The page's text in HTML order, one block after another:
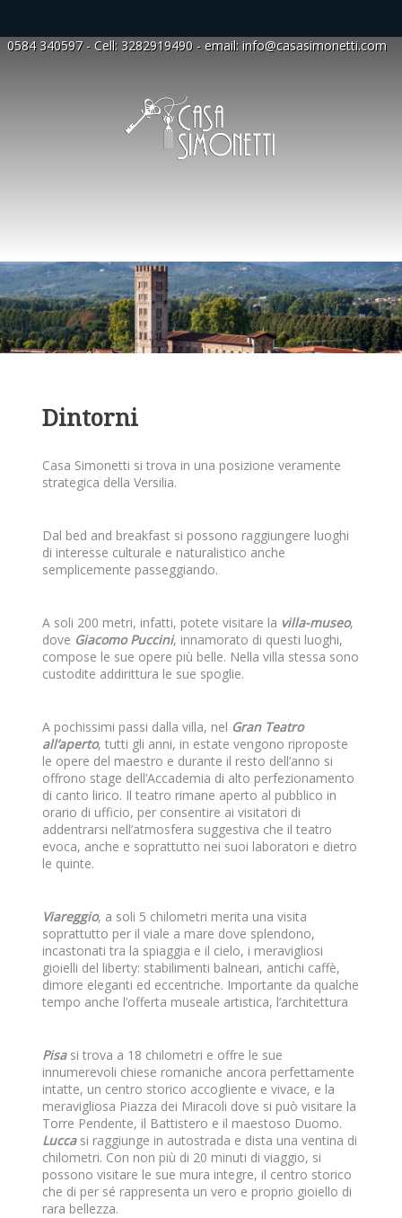
0584 340597- Cell: 3282919490- email: info@casasimonetti.com
Dintorni
Casa Simonetti si trova in una posizione veramente
strategica della Versilia.
Dal bed and breakfast si possono raggiungere luoghi
di interesse culturale e naturalistico anche
semplicemente passeggiando.
A soli 200 metri, infatti, potete visitare la villa-museo,
dove Giacomo Puccini, innamorato di questi luoghi,
compose le sue opere più belle. Nella villa stessa sono
custodite addirittura le sue spoglie.
A pochissimi passi dalla villa, nel Gran Teatro
all’aperto, tutti gli anni, in estate vengono riproposte
le opere del maestro e durante il resto dell’anno si
offrono stage dell’Accademia di alto perfezionamento
di canto lirico. Il teatro rimane aperto al pubblico in
orario di ufficio, per consentire ai visitatori di
addentrarsi nell’atmosfera suggestiva che il teatro
evoca, anche e soprattutto nei suoi laboratori e dietro
le quinte.
Viareggio, a soli 5 chilometri merita una visita
soprattutto per il viale a mare dove splendono,
incastonati tra la spiaggia e il cielo, i meravigliosi
gioielli del liberty: stabilimenti balneari, antichi caffè,
dimore eleganti ed eccentriche. Importante da qualche
tempo anche l’offerta museale artistica, l’architettura
Pisasi trova a 18 chilometri e offre le sue
innumerevoli chiese romaniche ancora perfettamente
intatte, un centro storico accogliente e vivace, e la
meravigliosa Piazza dei Miracoli dove si può visitare la
Torre Pendente, il Battistero e il maestoso Duomo.
Lucca si raggiunge in autostrada e dista una ventina di
chilometri. Con non più di 20 minuti di viaggio, si
possono visitare le sue mura integre, il centro storico
che di per sé rappresenta un vero e proprio gioiello di
rara bellezza.